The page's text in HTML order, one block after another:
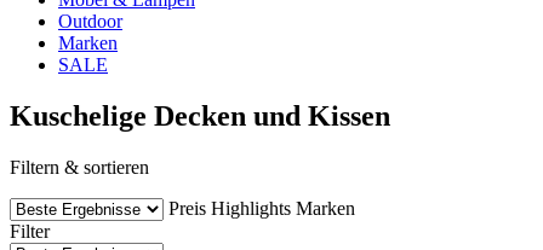
Outdoor
Marken
SALE
Kuschelige Decken und Kissen
Filtern & sortieren
Preis Highlights Marken
Filter